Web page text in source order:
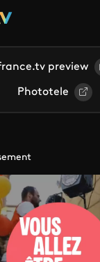
preview
Phototele